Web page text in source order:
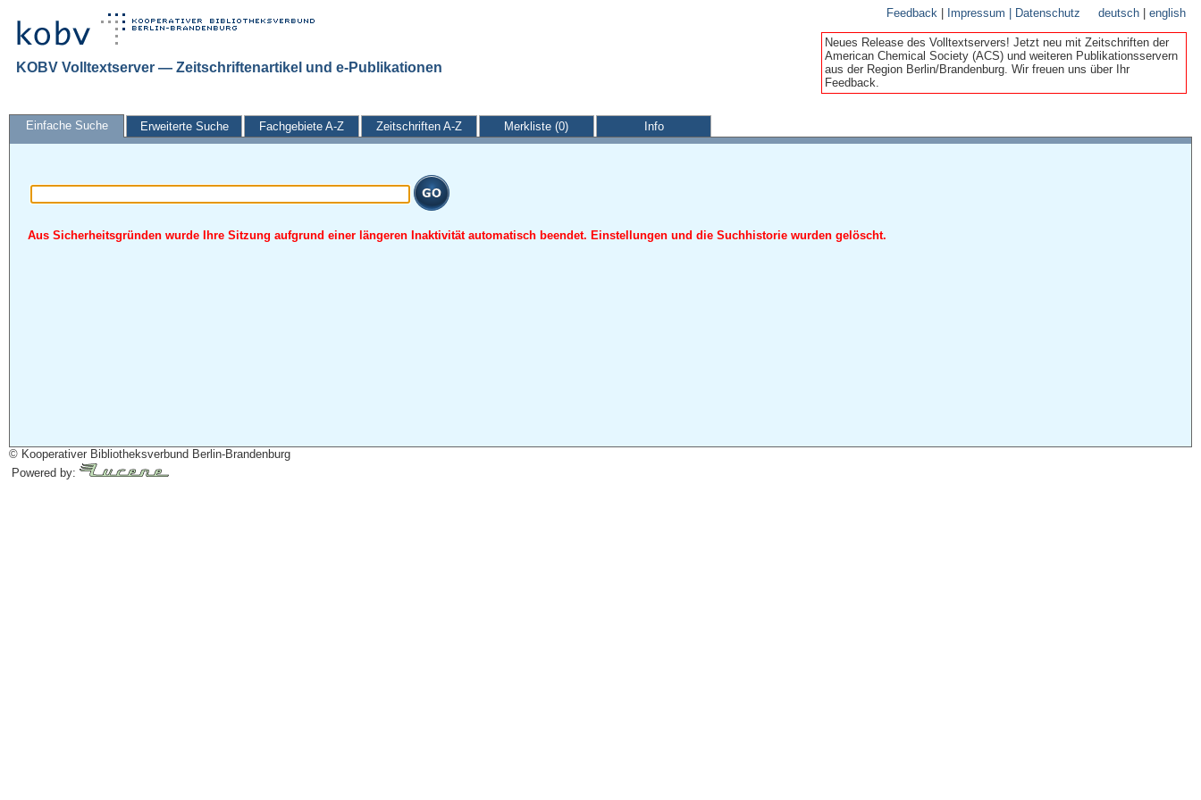
Feedback Impressum | Datenschutz deutsch |english
KOBV Volltextserver — Zeitschriftenartikel und e-Publikationen
Neues Release des Volltextservers! Jetzt neu mit Zeitschriften der
American Chemical Society (ACS) und weiteren Publikationsservern
aus der Region Berlin/Brandenburg. Wir freuen uns über Ihr
Feedback.
Einfache Suche Erweiterte Suche Fachgebiete A-Z Zeitschriften A-Z Merkliste (0) Info
Aus Sicherheitsgründen wurde Ihre Sitzung aufgrund einer längeren Inaktivität automatisch beendet. Einstellungen und die Suchhistorie wurden gelöscht.
© Kooperativer Bibliotheksverbund Berlin-Brandenburg
Powered by: